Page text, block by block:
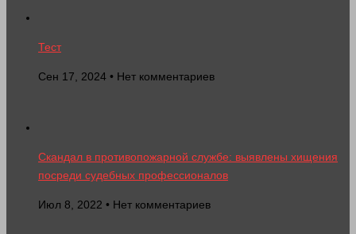
Тест
Сен 17, 2024 • Нет комментариев
Скандал в противопожарной службе: выявлены хищения
посреди судебных профессионалов
Июл 8, 2022 • Нет комментариев